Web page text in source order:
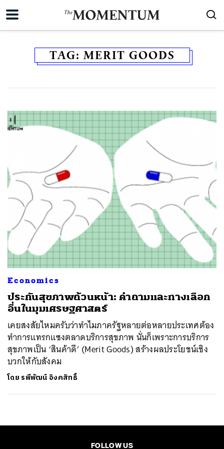
TAG: MERIT GOODS
Economics
ประกันสุขภาพถ้วนหน้า: คำถามและทางเลือก
อื่นในมุมเศรษฐศาสตร์
เคยสงสัยไหมครับว่าทำไมภาครัฐหลายต่อหลายประเทศต้อง
ทำการแทรกแซงตลาดบริการสุขภาพ นั่นก็เพราะการบริการ
สุขภาพเป็น ‘สินค้าดี’ (Merit Goods) สร้างผลประโยชน์เชิง
บวกให้กับสังคม
โดย รพีพัฒน์ อิงคสิทธิ์
FOLLOW US
ค้นหา